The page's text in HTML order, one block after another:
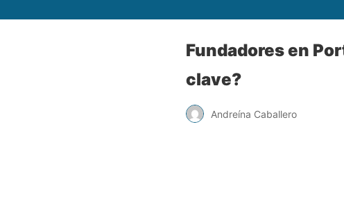
Fundadores en
clave?
Andreína Caballero